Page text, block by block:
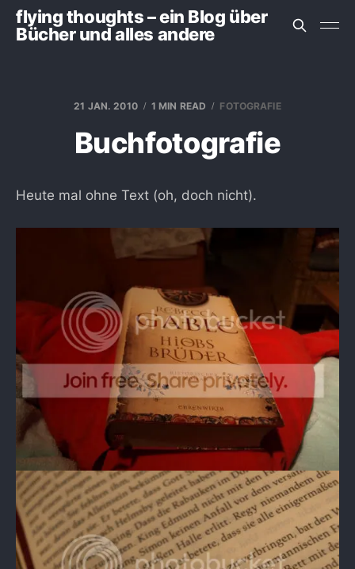
flying thoughts – ein Blog über
Bücher und alles andere
21 JAN. 2010 1 MIN READ FOTOGRAFIE
Buchfotografie
Heute mal ohne Text (oh, doch nicht).